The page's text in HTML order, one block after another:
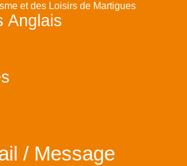
et des Loisirs de Martigues
Anglais
/ Message